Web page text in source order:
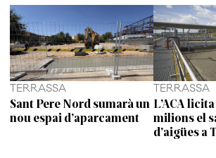
TERRASSA
Sant Pere Nord sumarà un
nou espai d’aparcament
TERRASSA
L’ACA
milions el
d’aigües a